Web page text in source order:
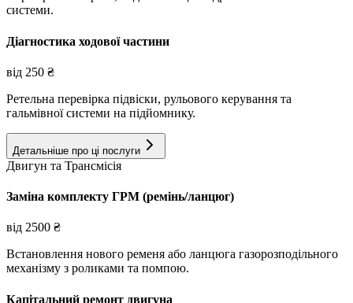
системи.
Діагностика ходової частини
від 250 ₴
Ретельна перевірка підвіски, рульового керування та
гальмівної системи на підйомнику.
Детальніше про ці послуги
Двигун та Трансмісія
Заміна комплекту ГРМ (ремінь/ланцюг)
від 2500 ₴
Встановлення нового ременя або ланцюга газорозподільного
механізму з роликами та помпою.
Капітальний ремонт двигуна